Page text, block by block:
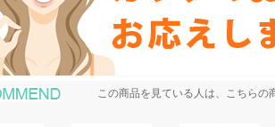
おすすめ商品
この商品を見ている人は、こちらの